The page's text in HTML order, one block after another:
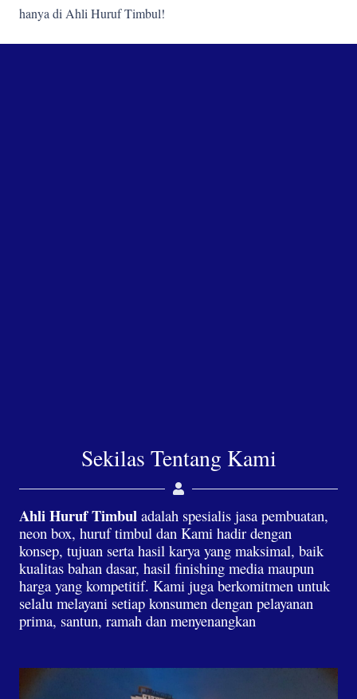
hanya di Ahli Huruf Timbul!
Sekilas Tentang Kami
Ahli Huruf Timbul adalah spesialis jasa pembuatan,
neon box, huruf timbul dan Kami hadir dengan
konsep, tujuan serta hasil karya yang maksimal, baik
kualitas bahan dasar, hasil finishing media maupun
harga yang kompetitif. Kami juga berkomitmen untuk
selalu melayani setiap konsumen dengan pelayanan
prima, santun, ramah dan menyenangkan